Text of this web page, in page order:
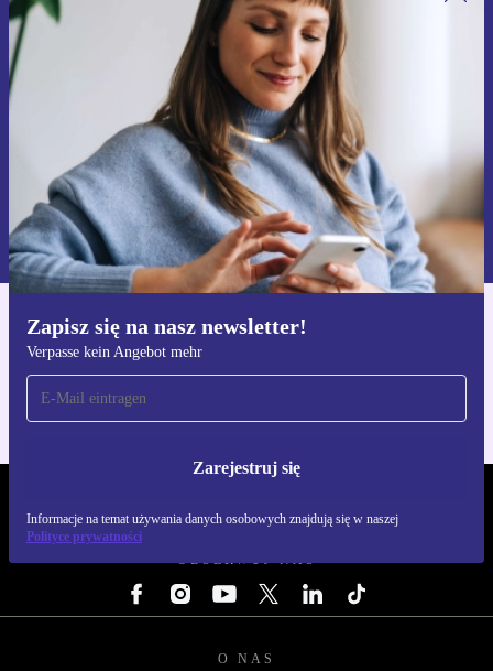
Zapisz się na nasz newsletter!
Verpasse kein Angebot mehr
Zarejestruj się
Informacje na temat używania danych osobowych znajdują się w naszej
Polityce prywatności
Zapisz się na nasz newsletter!
Nie przegap żadnej oferty.
Zarejestruj się
Informacje na temat używania danych osobowych znajdują się w
naszej
Polityce prywatności
Pobierz aplikację refurbed
Dla iOS i Android
OBSERWUJ NAS
O NAS